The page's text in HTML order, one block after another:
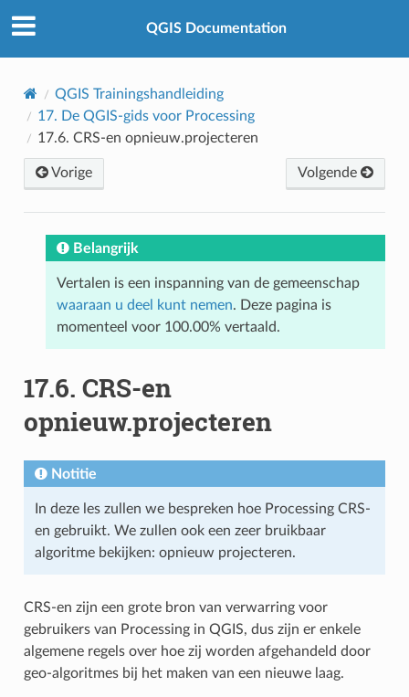
QGIS Documentation
QGIS Trainingshandleiding
17. De QGIS-gids voor Processing
17.6. CRS-en opnieuw.projecteren
Vorige Volgende
Belangrijk
Vertalen is een inspanning van de gemeenschap
waaraan u deel kunt nemen. Deze pagina is
momenteel voor 100.00% vertaald.
17.6. CRS-en
opnieuw.projecteren
Notitie
In deze les zullen we bespreken hoe Processing CRS-
en gebruikt. We zullen ook een zeer bruikbaar
algoritme bekijken: opnieuw projecteren.
CRS-en zijn een grote bron van verwarring voor
gebruikers van Processing in QGIS, dus zijn er enkele
algemene regels over hoe zij worden afgehandeld door
geo-algoritmes bij het maken van een nieuwe laag.